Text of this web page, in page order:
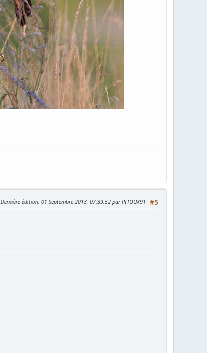
#5
Dernière édition: 01 Septembre 2013, 07:39:52 par PITOUX91